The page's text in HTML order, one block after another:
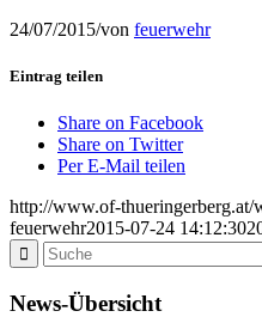
24/07/2015/von feuerwehr
Eintrag teilen
Share on Facebook
Share on Twitter
Per E-Mail teilen
http://www.of-
feuerwehr2015-07-24 14:12:30
News-Übersicht